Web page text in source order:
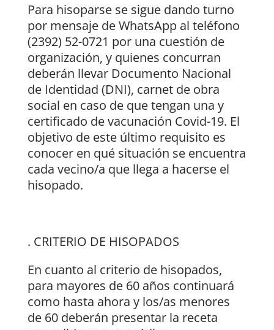
Para hisoparse se sigue dando turno
por mensaje de WhatsApp al teléfono
(2392) 52-0721 por una cuestión de
organización, y quienes concurran
deberán llevar Documento Nacional
de Identidad (DNI), carnet de obra
social en caso de que tengan una y
certificado de vacunación Covid-19. El
objetivo de este último requisito es
conocer en qué situación se encuentra
cada vecino/a que llega a hacerse el
hisopado.
. CRITERIO DE HISOPADOS
En cuanto al criterio de hisopados,
para mayores de 60 años continuará
como hasta ahora y los/as menores
de 60 deberán presentar la receta